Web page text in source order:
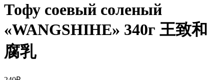
Тофу соевый соленый
«WANGSHIHE» 340г 王致和
腐乳